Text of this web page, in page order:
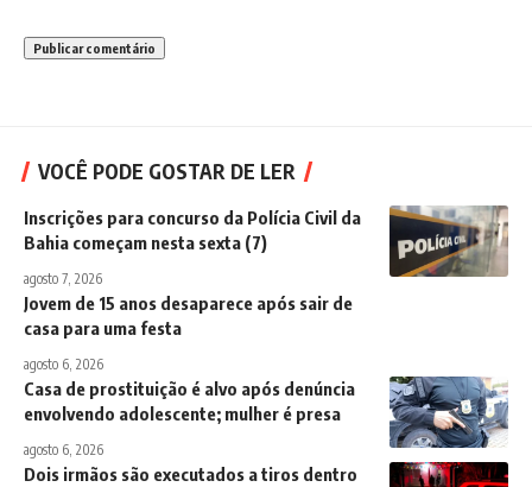
VOCÊ PODE GOSTAR DE LER
Inscrições para concurso da Polícia Civil da
Bahia começam nesta sexta (7)
agosto 7, 2026
Jovem de 15 anos desaparece após sair de
casa para uma festa
agosto 6, 2026
Casa de prostituição é alvo após denúncia
envolvendo adolescente; mulher é presa
agosto 6, 2026
Dois irmãos são executados a tiros dentro